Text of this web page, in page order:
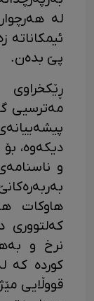
لە
ئیمکاناتە
پێ بدەن.
مەترسیی
دیکەوە،
و
هاوکات
کەلتووری
نرخ و
کوردە کە
قووڵایی